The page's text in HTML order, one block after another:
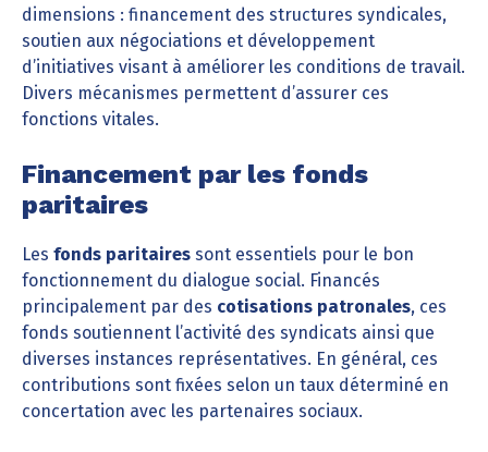
dimensions : financement des structures syndicales,
soutien aux négociations et développement
d’initiatives visant à améliorer les conditions de travail.
Divers mécanismes permettent d’assurer ces
fonctions vitales.
Financement par les fonds
paritaires
Les fonds paritaires sont essentiels pour le bon
fonctionnement du dialogue social. Financés
principalement par des cotisations patronales, ces
fonds soutiennent l’activité des syndicats ainsi que
diverses instances représentatives. En général, ces
contributions sont fixées selon un taux déterminé en
concertation avec les partenaires sociaux.